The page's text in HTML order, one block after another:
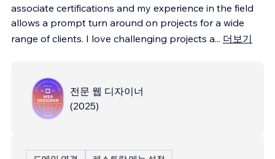
associate certifications and my experience in the field
allows a prompt turn around on projects for a wide
range of clients. I love challenging projects a... 더보기
전문 웹 디자이너
(2025)